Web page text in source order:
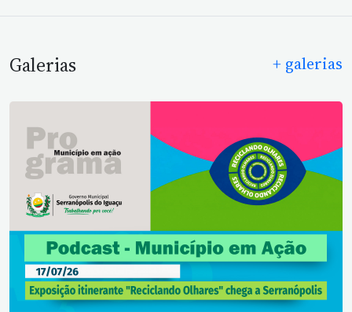
Galerias + galerias